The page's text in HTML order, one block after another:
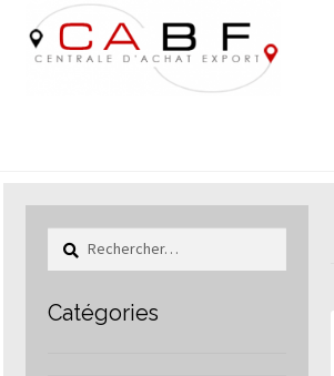
Aller
à
la
Aller
au
contenu
Rechercher :
Catégories